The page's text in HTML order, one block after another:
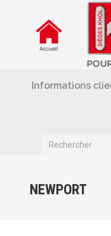
Informations
Search:
NEWPORT